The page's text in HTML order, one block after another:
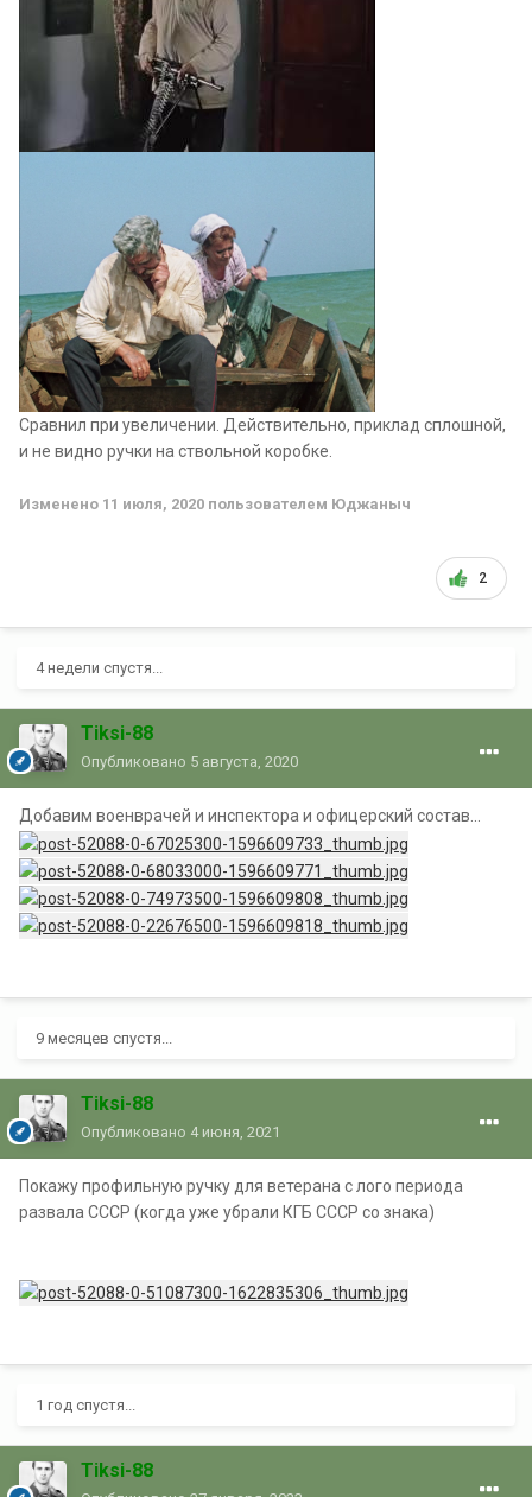
Сравнил при увеличении. Действительно, приклад сплошной,
и не видно ручки на ствольной коробке.
Изменено 11 июля, 2020 пользователем Юджаныч
2
4 недели спустя...
Tiksi-88
Опубликовано 5 августа, 2020
Добавим военврачей и инспектора и офицерский состав...
9 месяцев спустя...
Tiksi-88
Опубликовано 4 июня, 2021
Покажу профильную ручку для ветерана с лого периода
развала СССР (когда уже убрали КГБ СССР со знака)
1 год спустя...
Tiksi-88